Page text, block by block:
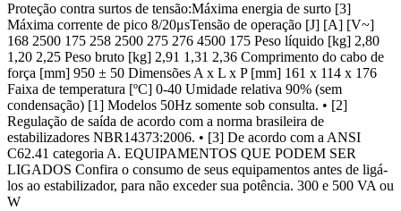
Proteção contra surtos de tensão:Máxima energia de surto [3]
Máxima corrente de pico 8/20μsTensão de operação [J] [A] [V~]
168 2500 175 258 2500 275 276 4500 175 Peso líquido [kg] 2,80
1,20 2,25 Peso bruto [kg] 2,91 1,31 2,36 Comprimento do cabo de
força [mm] 950 ± 50 Dimensões A x L x P [mm] 161 x 114 x 176
Faixa de temperatura [ºC] 0-40 Umidade relativa 90% (sem
condensação) [1] Modelos 50Hz somente sob consulta. • [2]
Regulação de saída de acordo com a norma brasileira de
estabilizadores NBR14373:2006. • [3] De acordo com a ANSI
C62.41 categoria A. EQUIPAMENTOS QUE PODEM SER
LIGADOS Confira o consumo de seus equipamentos antes de ligá-
los ao estabilizador, para não exceder sua potência. 300 e 500 VA ou
W